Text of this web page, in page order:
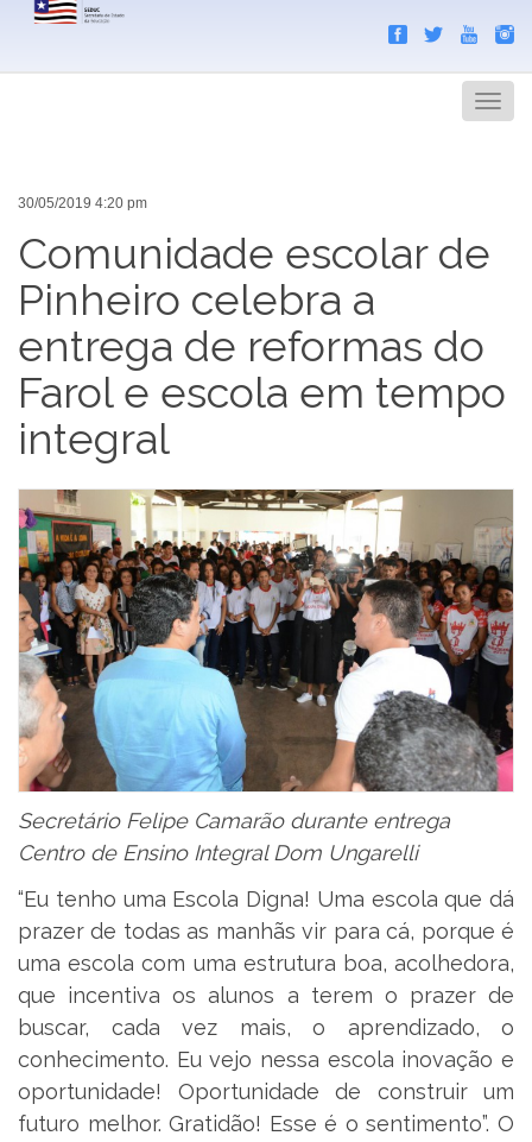
Menu
30/05/2019 4:20 pm
Comunidade escolar de
Pinheiro celebra a
entrega de reformas do
Farol e escola em tempo
integral
Secretário Felipe Camarão durante entrega
Centro de Ensino Integral Dom Ungarelli
“Eu tenho uma Escola Digna! Uma escola que dá
prazer de todas as manhãs vir para cá, porque é
uma escola com uma estrutura boa, acolhedora,
que incentiva os alunos a terem o prazer de
buscar, cada vez mais, o aprendizado, o
conhecimento. Eu vejo nessa escola inovação e
oportunidade! Oportunidade de construir um
futuro melhor. Gratidão! Esse é o sentimento”. O